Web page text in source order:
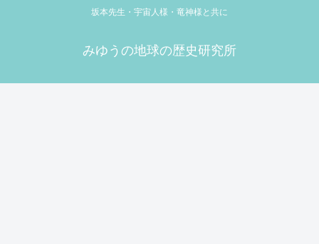
坂本先生・宇宙人様・竜神様と共に
みゆうの地球の歴史研究所